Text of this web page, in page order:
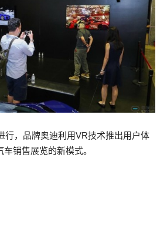
行，品牌奥迪利用VR技术推出用户体
销售展览的新模式。